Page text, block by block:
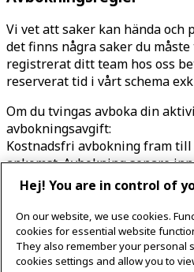
Vi vet att saker kan hända och
det finns några saker du
registrerat ditt team hos oss
reserverat tid i vårt schema
Om du tvingas avboka din
avbokningsavgift:
Kostnadsfri avbokning fram
ankomst. Avbokning senare
Du kan avboka eller boka om
440 760.
Contact
Hej! You are in control of
On our website, we use cookies.
cookies for essential website
They also remember your personal
cookies settings and allow you to